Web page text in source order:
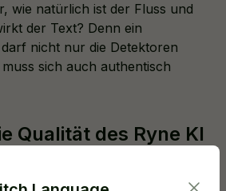
wie natürlich ist der Fluss und
der Text? Denn ein
nicht nur die Detektoren
sich auch authentisch
Qualität des Ryne KI